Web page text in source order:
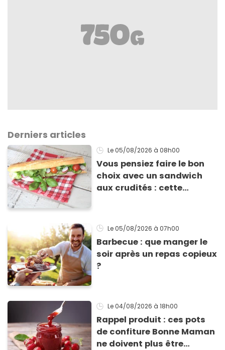
Derniers articles
Le 05/08/2026 à 08h00
Vous pensiez faire le bon
choix avec un sandwich
aux crudités : cette
Le 05/08/2026 à 07h00
Barbecue : que manger le
soir après un repas copieux
?
Le 04/08/2026 à 18h00
Rappel produit : ces pots
de confiture Bonne Maman
ne doivent plus être